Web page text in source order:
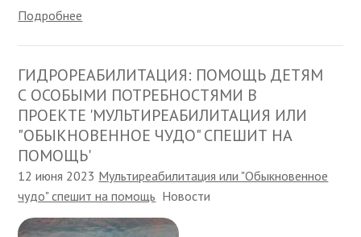
Подробнее
ГИДРОРЕАБИЛИТАЦИЯ: ПОМОЩЬ ДЕТЯМ
С ОСОБЫМИ ПОТРЕБНОСТЯМИ В
ПРОЕКТЕ 'МУЛЬТИРЕАБИЛИТАЦИЯ ИЛИ
"ОБЫКНОВЕННОЕ ЧУДО" СПЕШИТ НА
ПОМОЩЬ'
12 июня 2023 Мультиреабилитация или "Обыкновенное
чудо" спешит на помощь Новости